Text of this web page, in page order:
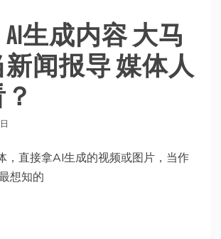
生成内容 大马
闻报导 媒体人
，直接拿AI生成的视频或图片，当作
想知的